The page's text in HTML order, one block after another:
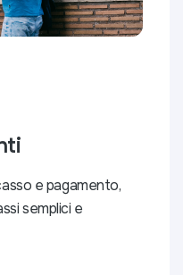
e pagamento,
semplici e